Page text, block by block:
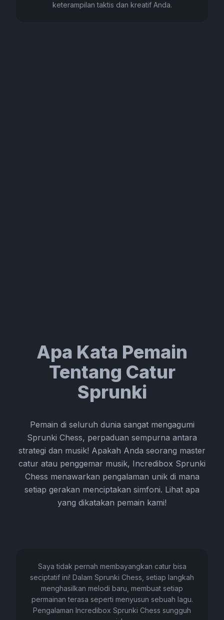
keterampilan taktis dan kreatif Anda.
Apa Kata Pemain
Tentang Catur
Sprunki
Pemain di seluruh dunia sangat mengagumi
Sprunki Chess, perpaduan sempurna antara
strategi dan musik! Apakah Anda seorang master
catur atau penggemar musik, Incredibox Sprunki
Chess menawarkan pengalaman unik di mana
setiap gerakan menciptakan simfoni. Lihat apa
yang dikatakan pemain kami!
Saya tidak pernah membayangkan catur bisa
seciptatif ini! Dalam Sprunki Chess, setiap langkah
menghasilkan melodi baru, membuat setiap
permainan terasa seperti menyusun sebuah lagu.
Pengalaman Incredibox Sprunki Chess sungguh